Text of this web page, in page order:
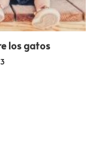
los gatos